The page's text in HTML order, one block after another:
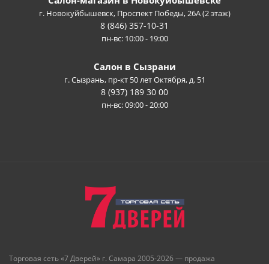
г. Новокуйбышевск, Проспект Победы, 26А (2 этаж)
8 (846) 357-10-31
пн-вс: 10:00 - 19:00
Салон в Сызрани
г. Сызрань, пр-кт 50 лет Октября, д. 51
8 (937) 189 30 00
пн-вс: 09:00 - 20:00
Торговая сеть «7 Дверей» г. Самара 2005-2026 — продажа